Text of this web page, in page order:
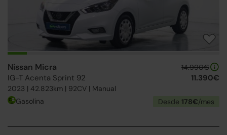
Nissan Micra
IG-T Acenta Sprint 92
2023 | 42.823km | 92CV | Manual
14.990€
11.390€
Gasolina Desde 178€/mes